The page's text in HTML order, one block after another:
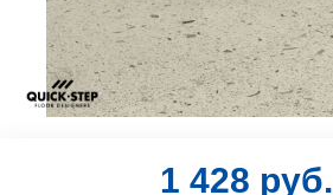
1 428 руб.
Монтаж